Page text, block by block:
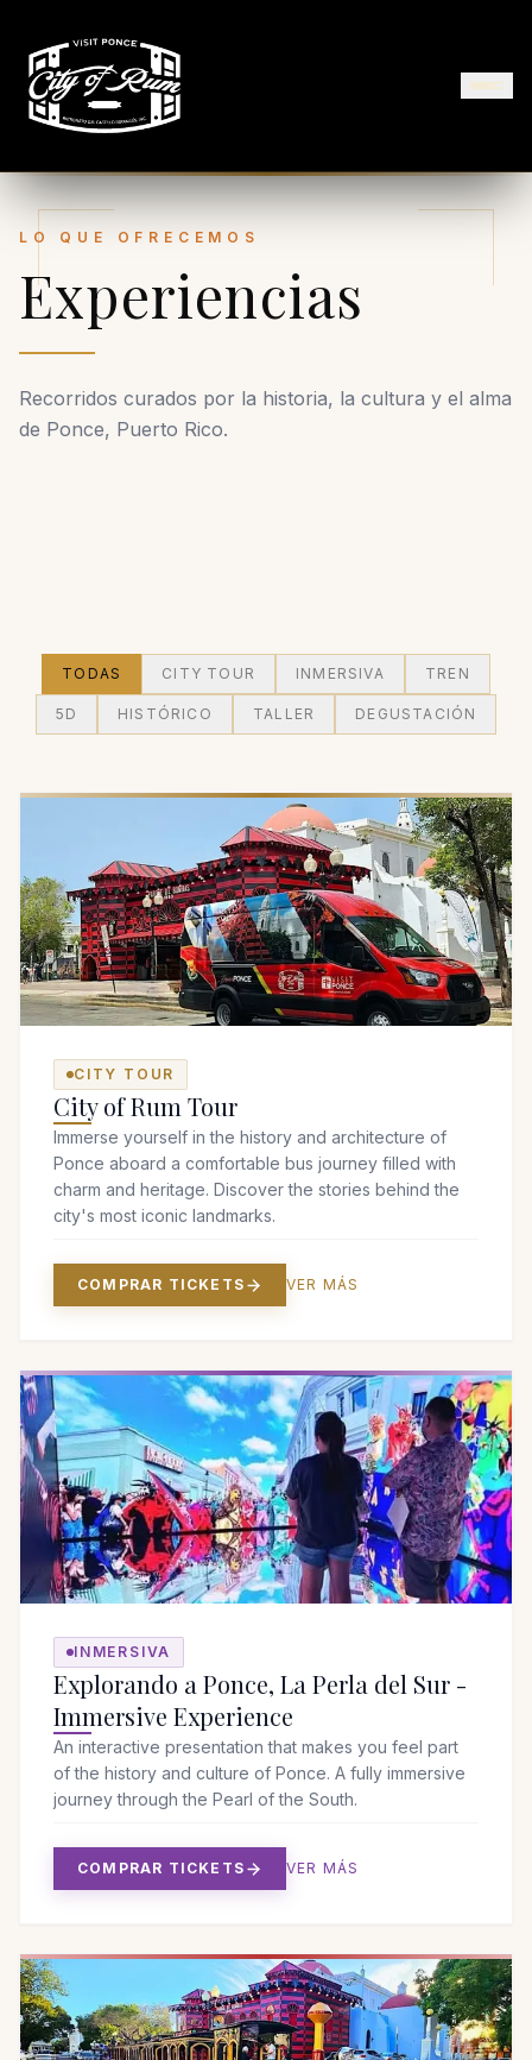
LO QUE OFRECEMOS
Experiencias
Recorridos curados por la historia, la cultura y el alma
de Ponce, Puerto Rico.
TODAS CITY TOUR INMERSIVA TREN
5D HISTÓRICO TALLER DEGUSTACIÓN
CITY TOUR
City of Rum Tour
Immerse yourself in the history and architecture of
Ponce aboard a comfortable bus journey filled with
charm and heritage. Discover the stories behind the
city's most iconic landmarks.
COMPRAR TICKETS VER MÁS
INMERSIVA
Explorando a Ponce, La Perla del Sur -
Immersive Experience
An interactive presentation that makes you feel part
of the history and culture of Ponce. A fully immersive
journey through the Pearl of the South.
COMPRAR TICKETS VER MÁS